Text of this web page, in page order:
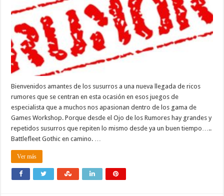
Bienvenidos amantes de los susurros a una nueva llegada de ricos
rumores que se centran en esta ocasión en esos juegos de
especialista que a muchos nos apasionan dentro de los gama de
Games Workshop. Porque desde el Ojo de los Rumores hay grandes y
repetidos susurros que repiten lo mismo desde ya un buen tiempo…..
Battlefleet Gothic en camino. …
Ver más